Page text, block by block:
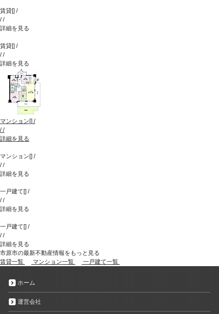
賃貸[] /
//
詳細を見る
賃貸[] /
//
詳細を見る
マンション[] /
//
詳細を見る
マンション[] /
//
詳細を見る
一戸建て[] /
//
詳細を見る
一戸建て[] /
//
詳細を見る
市原市の最新不動産情報をもっと見る
賃貸一覧
マンション一覧 一戸建て一覧
ホーム
運営会社